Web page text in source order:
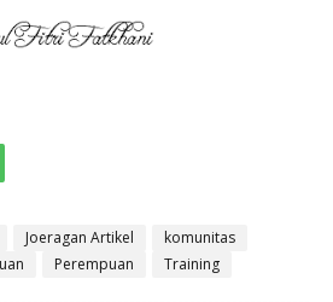
Joeragan Artikel
komunitas
Perempuan Training